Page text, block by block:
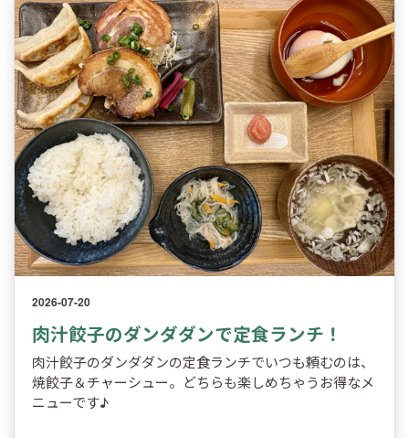
2026-07-20
肉汁餃子のダンダダンで定食ランチ！
肉汁餃子のダンダダンの定食ランチでいつも頼むのは、
焼餃子＆チャーシュー。どちらも楽しめちゃうお得なメ
ニューです♪